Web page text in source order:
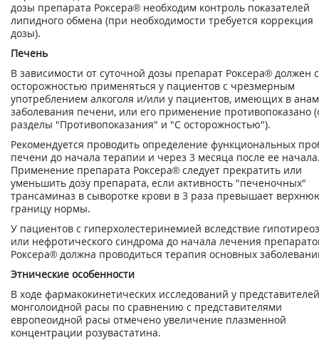
дозы препарата Роксера® необходим контроль показателей
липидного обмена (при необходимости требуется коррекция
дозы).
Печень
В зависимости от суточной дозы препарат Роксера® должен с
осторожностью применяться у пациентов с чрезмерным
употреблением алкоголя и/или у пациентов, имеющих в
заболевания печени, или его применение противопоказано
разделы "Противопоказания" и "С осторожностью").
Рекомендуется проводить определение функциональных
печени до начала терапии и через 3 месяца после ее
Применение препарата Роксера® следует прекратить или
уменьшить дозу препарата, если активность "печеночных"
трансаминаз в сыворотке крови в 3 раза превышает
границу нормы.
У пациентов с гиперхолестеринемией вследствие
или нефротического синдрома до начала лечения
Роксера® должна проводиться терапия основных
Этнические особенности
В ходе фармакокинетических исследований у представителей
монголоидной расы по сравнению с представителями
европеоидной расы отмечено увеличение плазменной
концентрации розувастатина.